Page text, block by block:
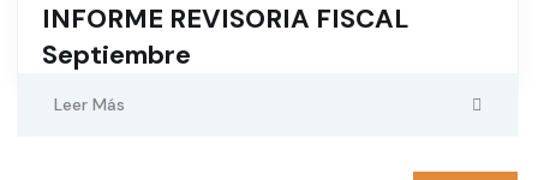
INFORME REVISORIA FISCAL
Septiembre
Leer Más